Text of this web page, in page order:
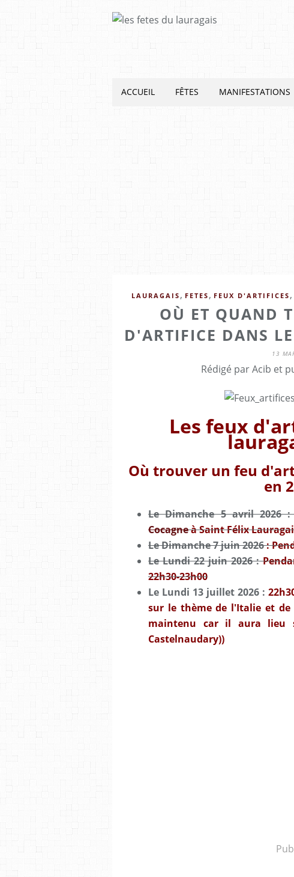
ACCUEIL FÊTES MANIFESTATIONS
LAURAGAIS , FETES , FEUX D'ARTIFICES ,
OÙ ET QUAND
D'ARTIFICE DANS
13
Rédigé par Acib et
Les feux
Où trouver un feu
en
Le Dimanche 5 avril 2026
Cocagneà Saint Félix
Le Dimanche 7 juin 2026:
Le Lundi 22 juin 2026 :
22h30-23h00
Le Lundi 13 juillet 2026 :
sur le thème de l'Italie et de
maintenu car il aura lieu
Castelnaudary))